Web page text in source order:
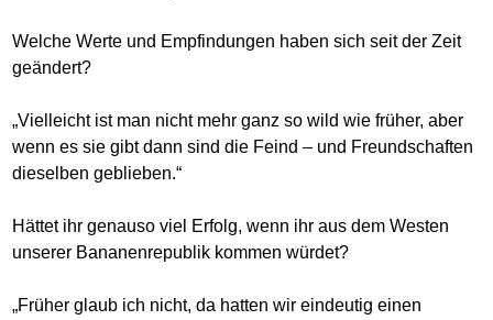
Welche Werte und Empfindungen haben sich seit der Zeit
geändert?
„Vielleicht ist man nicht mehr ganz so wild wie früher, aber
wenn es sie gibt dann sind die Feind – und Freundschaften
dieselben geblieben.“
Hättet ihr genauso viel Erfolg, wenn ihr aus dem Westen
unserer Bananenrepublik kommen würdet?
„Früher glaub ich nicht, da hatten wir eindeutig einen